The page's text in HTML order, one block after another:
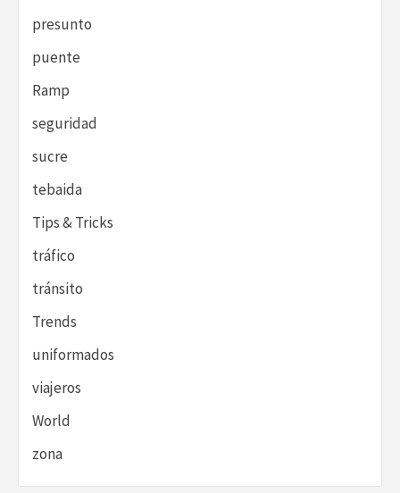
presunto
puente
Ramp
seguridad
sucre
tebaida
Tips & Tricks
tráfico
tránsito
Trends
uniformados
viajeros
World
zona